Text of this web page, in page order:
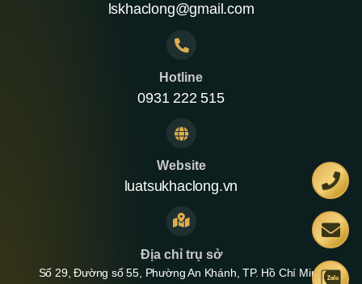
lskhaclong@gmail.com
Hotline
0931 222 515
Website
luatsukhaclong.vn
Địa chỉ trụ sở
Số 29, Đường số 55, Phường An Khánh, TP. Hồ Chí Minh